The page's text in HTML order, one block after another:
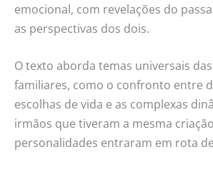
emocional, com revelações do
as perspectivas dos dois.
O texto aborda temas universais
familiares, como o confronto entre
escolhas de vida e as complexas
irmãos que tiveram a mesma
personalidades entraram em rota